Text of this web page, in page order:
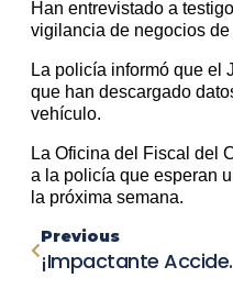
Han entrevistado a
vigilancia de negocios de
La policía informó que el
que han descargado
vehículo.
La Oficina del Fiscal del
a la policía que esperan
la próxima semana.
Previous
¡Impactante